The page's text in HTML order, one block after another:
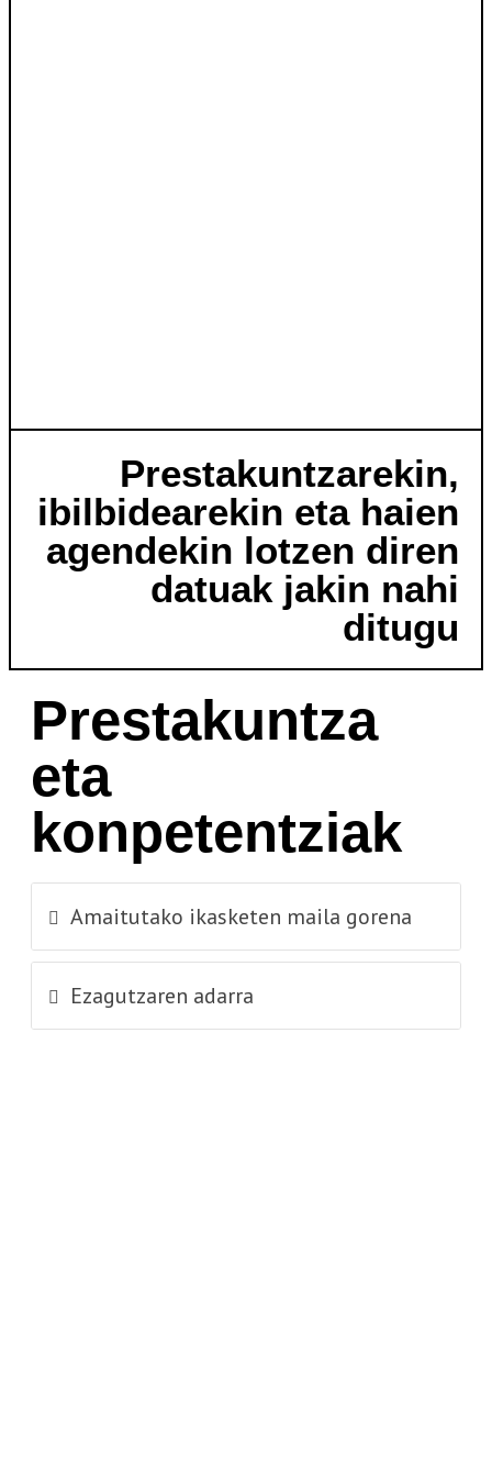
Prestakuntzarekin,
ibilbidearekin eta haien
agendekin lotzen diren
datuak jakin nahi
ditugu
Prestakuntza
eta
konpetentziak
Amaitutako ikasketen maila gorena
Ezagutzaren adarra